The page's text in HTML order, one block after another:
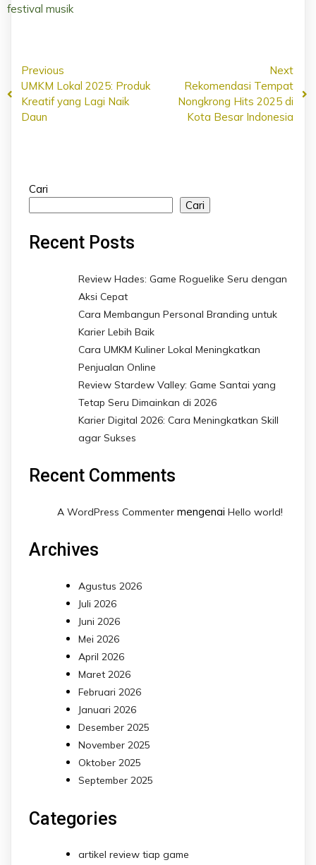
festival musik
Previous
UMKM Lokal 2025: Produk
Kreatif yang Lagi Naik
Daun
Next
Rekomendasi Tempat
Nongkrong Hits 2025 di
Kota Besar Indonesia
Cari
Cari
Recent Posts
Review Hades: Game Roguelike Seru dengan
Aksi Cepat
Cara Membangun Personal Branding untuk
Karier Lebih Baik
Cara UMKM Kuliner Lokal Meningkatkan
Penjualan Online
Review Stardew Valley: Game Santai yang
Tetap Seru Dimainkan di 2026
Karier Digital 2026: Cara Meningkatkan Skill
agar Sukses
Recent Comments
A WordPress Commenter mengenai Hello world!
Archives
Agustus 2026
Juli 2026
Juni 2026
Mei 2026
April 2026
Maret 2026
Februari 2026
Januari 2026
Desember 2025
November 2025
Oktober 2025
September 2025
Categories
artikel review tiap game